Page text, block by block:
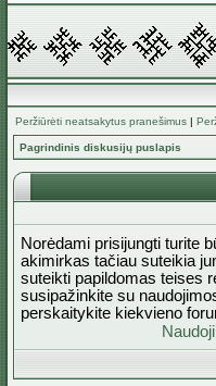
Peržiūrėti neatsakytus pranešimus |
Pagrindinis diskusijų puslapis
Norėdami prisijungti turite
akimirkas tačiau suteikia
suteikti papildomas teises
susipažinkite su
perskaitykite kiekvieno